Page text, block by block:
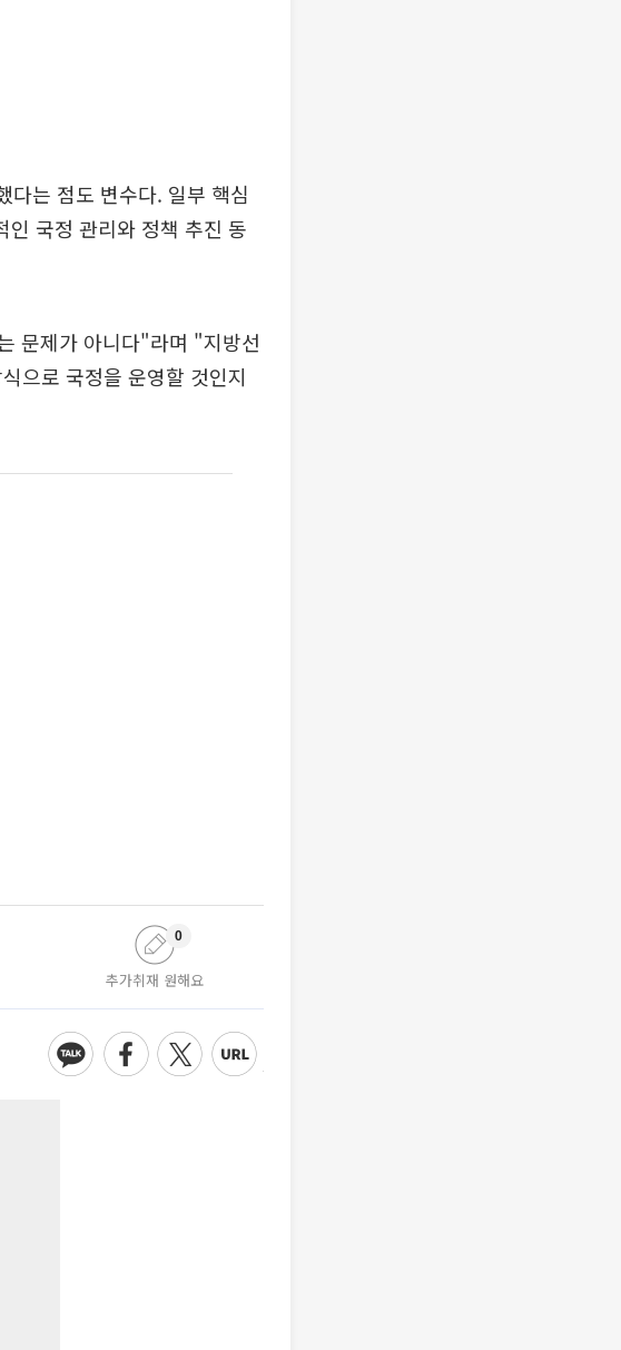
다는 점도 변수다. 일부 핵심
인 국정 관리와 정책 추진 동
문제가 아니다"라며 "지방선
으로 국정을 운영할 것인지
추가취재 원해요
0